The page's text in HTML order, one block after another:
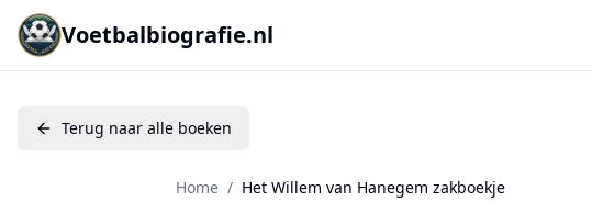
Voetbalbiografie.nl
Terug naar alle boeken
Home / Het Willem van Hanegem zakboekje